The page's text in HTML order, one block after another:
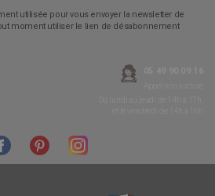
utilisée pour vous envoyer la newsletter de
moment utiliser le lien de désabonnement